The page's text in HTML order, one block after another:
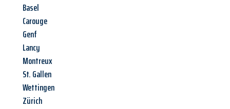
Basel
Carouge
Genf
Lancy
Montreux
St. Gallen
Wettingen
Zürich